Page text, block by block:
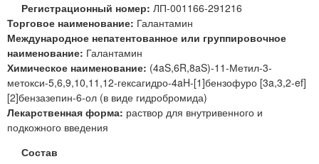
Регистрационный номер: ЛП-001166-291216
Торговое наименование: Галантамин
Международное непатентованное или группировочное
наименование: Галантамин
Химическое наименование: (4aS,6R,8aS)-11-Метил-3-
метокси-5,6,9,10,11,12-гексагидро-4aH-[1]бензофуро [3a,3,2-ef]
[2]бензазепин-6-ол (в виде гидробромида)
Лекарственная форма: раствор для внутривенного и
подкожного введения
Состав